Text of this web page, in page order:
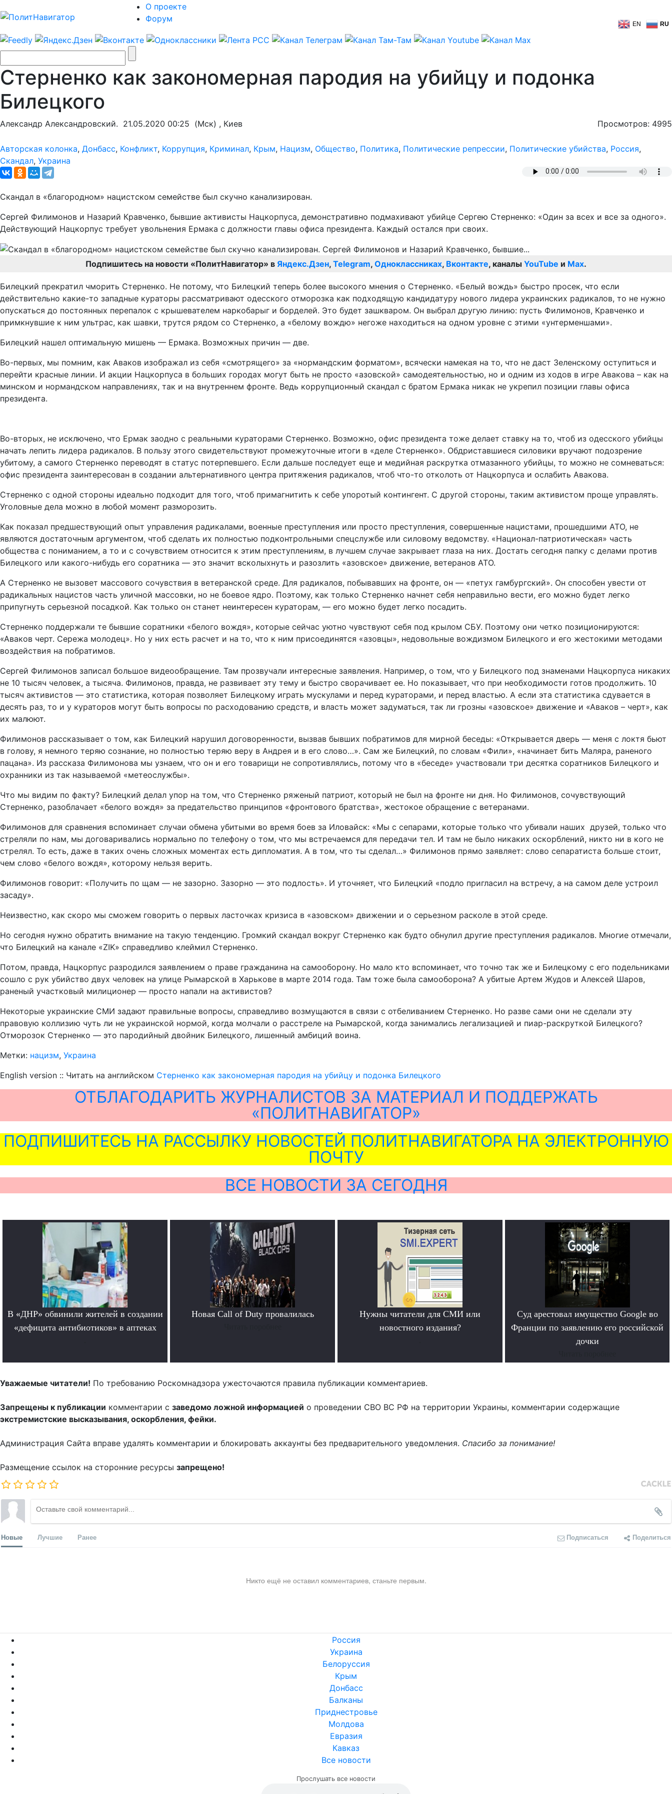
О проекте
Форум
EN RU
Стерненко как закономерная пародия на убийцу и подонка
Билецкого
Александр Александровский. 21.05.2020 00:25 (Мск) , Киев Просмотров: 4995
Авторская колонка, Донбасс, Конфликт, Коррупция, Криминал, Крым, Нацизм, Общество, Политика, Политические репрессии, Политические убийства, Россия,
Скандал, Украина
Скандал в «благородном» нацистском семействе был скучно канализирован.
Сергей Филимонов и Назарий Кравченко, бывшие активисты Нацкорпуса, демонстративно подмахивают убийце Сергею Стерненко: «Один за всех и все за одного».
Действующий Нацкорпус требует увольнения Ермака с должности главы офиса президента. Каждый остался при своих.
Подпишитесь на новости «ПолитНавигатор» в Яндекс.Дзен, Telegram, Одноклассниках, Вконтакте, каналы YouTube и Max.
Билецкий прекратил чморить Стерненко. Не потому, что Билецкий теперь более высокого мнения о Стерненко. «Белый вождь» быстро просек, что если
действительно какие-то западные кураторы рассматривают одесского отморозка как подходящую кандидатуру нового лидера украинских радикалов, то не нужно
опускаться до постоянных перепалок с крышевателем наркобарыг и борделей. Это будет зашкваром. Он выбрал другую линию: пусть Филимонов, Кравченко и
примкнувшие к ним ультрас, как шавки, трутся рядом со Стерненко, а «белому вождю» негоже находиться на одном уровне с этими «унтерменшами».
Билецкий нашел оптимальную мишень — Ермака. Возможных причин — две.
Во-первых, мы помним, как Аваков изображал из себя «смотрящего» за «нормандским форматом», всячески намекая на то, что не даст Зеленскому оступиться и
перейти красные линии. И акции Нацкорпуса в больших городах могут быть не просто «азовской» самодеятельностью, но и одним из ходов в игре Авакова – как на
минском и нормандском направлениях, так и на внутреннем фронте. Ведь коррупционный скандал с братом Ермака никак не укрепил позиции главы офиса
президента.
Во-вторых, не исключено, что Ермак заодно с реальными кураторами Стерненко. Возможно, офис президента тоже делает ставку на то, чтоб из одесского убийцы
начать лепить лидера радикалов. В пользу этого свидетельствуют промежуточные итоги в «деле Стерненко». Обдриставшиеся силовики вручают подозрение
убитому, а самого Стерненко переводят в статус потерпевшего. Если дальше последует еще и медийная раскрутка отмазанного убийцы, то можно не сомневаться:
офис президента заинтересован в создании альтернативного центра притяжения радикалов, чтоб что-то отколоть от Нацкорпуса и ослабить Авакова.
Стерненко с одной стороны идеально подходит для того, чтоб примагнитить к себе упоротый контингент. С другой стороны, таким активистом проще управлять.
Уголовные дела можно в любой момент разморозить.
Как показал предшествующий опыт управления радикалами, военные преступления или просто преступления, совершенные нацистами, прошедшими АТО, не
являются достаточным аргументом, чтоб сделать их полностью подконтрольными спецслужбе или силовому ведомству. «Национал-патриотическая» часть
общества с пониманием, а то и с сочувствием относится к этим преступлениям, в лучшем случае закрывает глаза на них. Достать сегодня папку с делами против
Билецкого или какого-нибудь его соратника — это значит всколыхнуть и разозлить «азовское» движение, ветеранов АТО.
А Стерненко не вызовет массового сочувствия в ветеранской среде. Для радикалов, побывавших на фронте, он — «петух гамбургский». Он способен увести от
радикальных нацистов часть уличной массовки, но не боевое ядро. Поэтому, как только Стерненко начнет себя неправильно вести, его можно будет легко
припугнуть серьезной посадкой. Как только он станет неинтересен кураторам, — его можно будет легко посадить.
Стерненко поддержали те бывшие соратники «белого вождя», которые сейчас уютно чувствуют себя под крылом СБУ. Поэтому они четко позиционируются:
«Аваков черт. Сережа молодец». Но у них есть расчет и на то, что к ним присоединятся «азовцы», недовольные вождизмом Билецкого и его жестокими методами
воздействия на побратимов.
Сергей Филимонов записал большое видеообращение. Там прозвучали интересные заявления. Например, о том, что у Билецкого под знаменами Нацкорпуса никаких
не 10 тысяч человек, а тысяча. Филимонов, правда, не развивает эту тему и быстро сворачивает ее. Но показывает, что при необходимости готов продолжить. 10
тысяч активистов — это статистика, которая позволяет Билецкому играть мускулами и перед кураторами, и перед властью. А если эта статистика сдувается в
десять раз, то и у кураторов могут быть вопросы по расходованию средств, и власть может задуматься, так ли грозны «азовское» движение и «Аваков – черт», как
их малюют.
Филимонов рассказывает о том, как Билецкий нарушил договоренности, вызвав бывших побратимов для мирной беседы: «Открывается дверь — меня с локтя бьют
в голову, я немного теряю сознание, но полностью теряю веру в Андрея и в его слово…». Сам же Билецкий, по словам «Фили», «начинает бить Маляра, раненого
пацана». Из рассказа Филимонова мы узнаем, что он и его товарищи не сопротивлялись, потому что в «беседе» участвовали три десятка соратников Билецкого и
охранники из так называемой «метеослужбы».
Что мы видим по факту? Билецкий делал упор на том, что Стерненко ряженый патриот, который не был на фронте ни дня. Но Филимонов, сочувствующий
Стерненко, разоблачает «белого вождя» за предательство принципов «фронтового братства», жестокое обращение с ветеранами.
Филимонов для сравнения вспоминает случаи обмена убитыми во время боев за Иловайск: «Мы с сепарами, которые только что убивали наших друзей, только что
стреляли по нам, мы договаривались нормально по телефону о том, что мы встречаемся для передачи тел. И там не было никаких оскорблений, никто ни в кого не
стрелял. То есть, даже в таких очень сложных моментах есть дипломатия. А в том, что ты сделал…» Филимонов прямо заявляет: слово сепаратиста больше стоит,
чем слово «белого вождя», которому нельзя верить.
Филимонов говорит: «Получить по щам — не зазорно. Зазорно — это подлость». И уточняет, что Билецкий «подло пригласил на встречу, а на самом деле устроил
засаду».
Неизвестно, как скоро мы сможем говорить о первых ласточках кризиса в «азовском» движении и о серьезном расколе в этой среде.
Но сегодня нужно обратить внимание на такую тенденцию. Громкий скандал вокруг Стерненко как будто обнулил другие преступления радикалов. Многие отмечали,
что Билецкий на канале «ZIK» справедливо клеймил Стерненко.
Потом, правда, Нацкорпус разродился заявлением о праве гражданина на самооборону. Но мало кто вспоминает, что точно так же и Билецкому с его подельниками
сошло с рук убийство двух человек на улице Рымарской в Харькове в марте 2014 года. Там тоже была самооборона? А убитые Артем Жудов и Алексей Шаров,
раненый участковый милиционер — просто напали на активистов?
Некоторые украинские СМИ задают правильные вопросы, справедливо возмущаются в связи с отбеливанием Стерненко. Но разве сами они не сделали эту
правовую коллизию чуть ли не украинской нормой, когда молчали о расстреле на Рымарской, когда занимались легализацией и пиар-раскруткой Билецкого?
Отморозок Стерненко — это пародийный двойник Билецкого, лишенный амбиций воина.
Метки: нацизм, Украина
English version :: Читать на английском Стерненко как закономерная пародия на убийцу и подонка Билецкого
ОТБЛАГОДАРИТЬ ЖУРНАЛИСТОВ ЗА МАТЕРИАЛ И ПОДДЕРЖАТЬ
«ПОЛИТНАВИГАТОР»
ПОДПИШИТЕСЬ НА РАССЫЛКУ НОВОСТЕЙ ПОЛИТНАВИГАТОРА НА ЭЛЕКТРОННУЮ
ПОЧТУ
ВСЕ НОВОСТИ ЗА СЕГОДНЯ
В «ДНР» обвинили жителей в создании
«дефицита антибиотиков» в аптеках
Новая Call of Duty провалилась
Нужны читатели для СМИ или
новостного издания?
Суд арестовал имущество Google во
Франции по заявлению его российской
дочки
Уважаемые читатели! По требованию Роскомнадзора ужесточаются правила публикации комментариев.
Запрещены к публикации комментарии с заведомо ложной информацией о проведении СВО ВС РФ на территории Украины, комментарии содержащие
экстремистские высказывания, оскорбления, фейки.
Администрация Сайта вправе удалять комментарии и блокировать аккаунты без предварительного уведомления. Спасибо за понимание!
Размещение ссылок на сторонние ресурсы запрещено!
Новые Лучшие Ранее Подписаться Поделиться
Никто ещё не оставил комментариев, станьте первым.
Россия
Украина
Белоруссия
Крым
Донбасс
Балканы
Приднестровье
Молдова
Евразия
Кавказ
Все новости
Прослушать все новости